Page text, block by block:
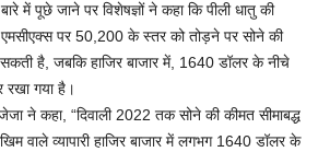
में पूछे जाने पर विशेषज्ञों ने कहा कि पीली धातु की
पर 50,200 के स्तर को तोड़ने पर सोने की
है, जबकि हाजिर बाजार में, 1640 डॉलर के नीचे
रखा गया है।
ने कहा, “दिवाली 2022 तक सोने की कीमत सीमाबद्ध
वाले व्यापारी हाजिर बाजार में लगभग 1640 डॉलर के